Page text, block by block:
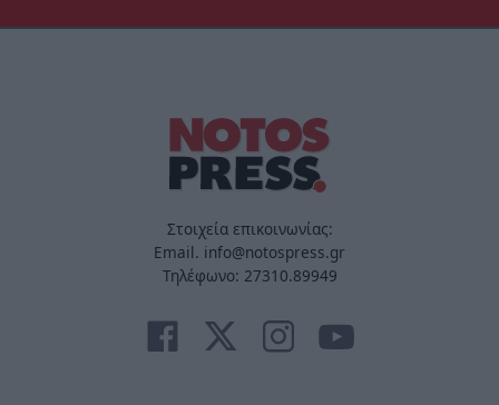
Στοιχεία επικοινωνίας:
Email. info@notospress.gr
Τηλέφωνο: 27310.89949